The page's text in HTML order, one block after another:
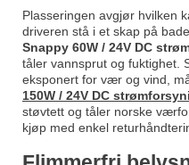
Plasseringen avgjør hvilken
driveren stå i et skap på
Snappy 60W / 24V DC
tåler vannsprut og fuktighet.
eksponert for vær og vind,
150W / 24V DC
støvtett og tåler norske
kjøp med enkel